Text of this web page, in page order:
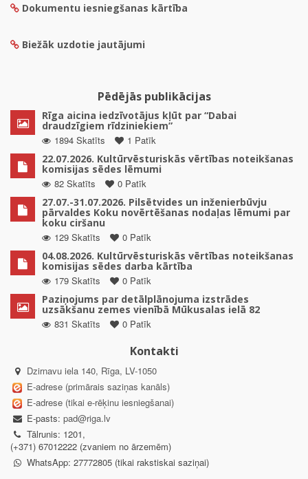
Dokumentu iesniegšanas kārtība
Biežāk uzdotie jautājumi
Pēdējās publikācijas
Rīga aicina iedzīvotājus kļūt par “Dabai
draudzīgiem rīdziniekiem”
1894 Skatīts
1 Patīk
22.07.2026. Kultūrvēsturiskās vērtības noteikšanas
komisijas sēdes lēmumi
82 Skatīts
0 Patīk
27.07.-31.07.2026. Pilsētvides un inženierbūvju
pārvaldes Koku novērtēšanas nodaļas lēmumi par
koku ciršanu
129 Skatīts
0 Patīk
04.08.2026. Kultūrvēsturiskās vērtības noteikšanas
komisijas sēdes darba kārtība
179 Skatīts
0 Patīk
Paziņojums par detālplānojuma izstrādes
uzsākšanu zemes vienībā Mūkusalas ielā 82
831 Skatīts
0 Patīk
Kontakti
Dzirnavu iela 140, Rīga, LV-1050
E-adrese (primārais saziņas kanāls)
E-adrese (tikai e-rēķinu iesniegšanai)
E-pasts: pad@riga.lv
Tālrunis: 1201,
(+371) 67012222 (zvaniem no ārzemēm)
WhatsApp: 27772805 (tikai rakstiskai saziņai)